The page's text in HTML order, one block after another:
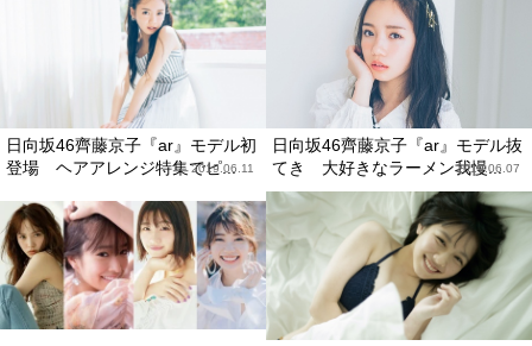
日向坂46齊藤京子『ar』モデル初
登場 ヘアアレンジ特集でピ...
2019.06.11
日向坂46齊藤京子『ar』モデル抜
てき 大好きなラーメン我慢...
2019.06.07